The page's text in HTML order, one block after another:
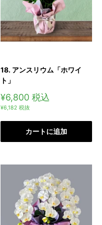
18. アンスリウム「ホワイ
ト」
販
売
格
¥6,800 税込
¥6,182 税抜
カートに追加